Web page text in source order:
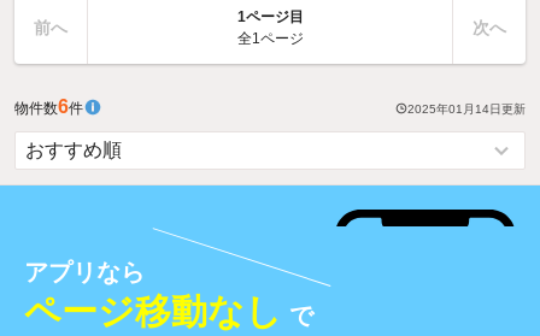
前へ
1ページ目
全1ページ
次へ
物件数6件 2025年01月14日更新
アプリなら
ページ移動なし で